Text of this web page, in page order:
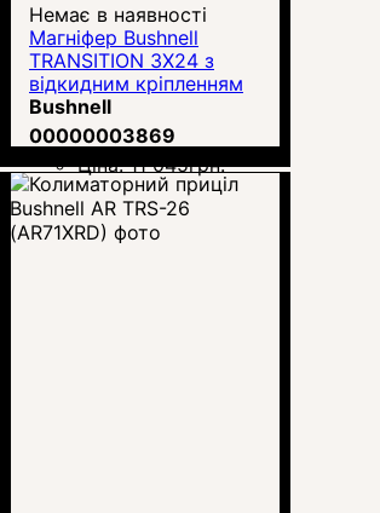
Немає в наявності
Магніфер Bushnell
TRANSITION 3X24 з
відкидним кріпленням
(AR731304)
Bushnell
00000003869
Ціна:11 045грн.